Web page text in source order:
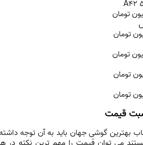
قیمت
بهترین گوشی جهان باید به آن توجه
می توان قیمت را مهم ترین نکته در